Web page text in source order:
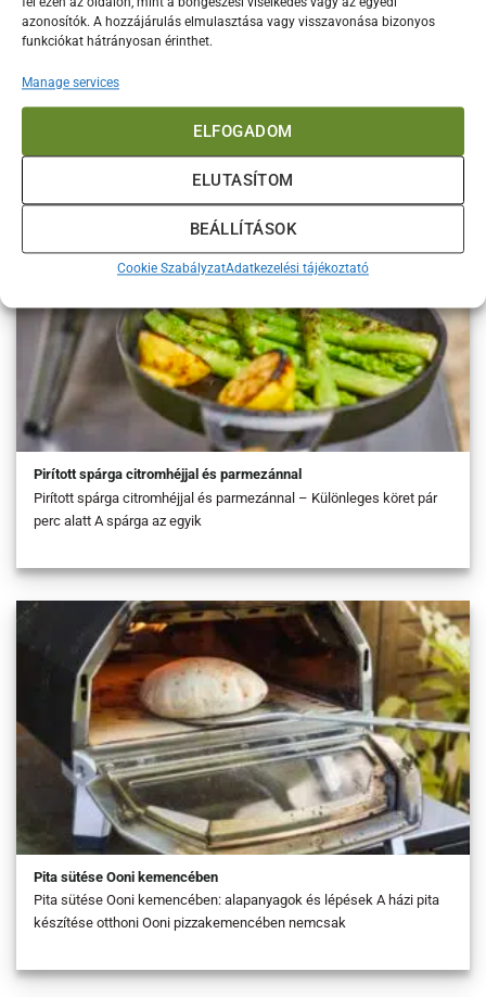
azonosítók. A hozzájárulás elmulasztása vagy visszavonása bizonyos
funkciókat hátrányosan érinthet.
Manage services
ELFOGADOM
ELUTASÍTOM
BEÁLLÍTÁSOK
Cookie SzabályzatAdatkezelési tájékoztató
Ha unod a boltban vásárolt, íztelen sült csirkét, vagy szeretnéd
Pirított spárga citromhéjjal és parmezánnal
Pirított spárga citromhéjjal és parmezánnal – Különleges köret pár
perc alatt A spárga az egyik
Pita sütése Ooni kemencében
Pita sütése Ooni kemencében: alapanyagok és lépések A házi pita
készítése otthoni Ooni pizzakemencében nemcsak